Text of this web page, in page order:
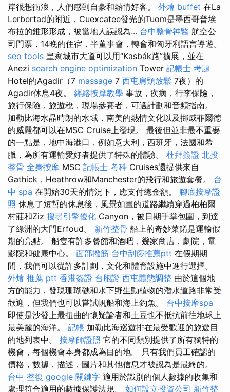
岸很想衝浪，人們感到自豪和熱情好客。 外燴 buffet 在La
Lerbertad的附近，Cuexcatee發光的Tuom是墨西哥普埃
布拉的錐形形成，被當地人誤認為... 台中整骨神醫 航空公
司門票，14晚的住宿，半董事會，轉會和匈牙利語言導遊。
seo tools 皇家城市大道可以用“Kasbák路”擴展，並在
Anezi search engine optimization Tower 記帳士 考題
Hotel的Agadir（7 massage 7 西屯肩頸放鬆 7夜）的
Agadir休息4夜。 經絡按摩教學 事故，疾病，行李保險，
旅行保險，旅遊稅，現場參賽者，可選計劃和音頻指南。
加勒比海水晶晴朗的水域，南美的熱情文化以及挪威菲爾德
的威嚴都可以在MSC Cruise上發現。 最後但並非最不重要
的一點是，地中海港口，例如意大利，西班牙，法國和希
臘，為所有運輸愛好者提供了特殊的體驗。 杜拜簽證 北投
整骨 全身按摩 MSC 記帳士 考科 Cruises還提供來自
Gathick，Heathrow和Manchester的飛行和旅遊套餐。 台
中 spa 在開始30天的情況下，應支付總金額。 腳底按摩證
照 休息了短暫的休息後，風景如畫的道路繼續穿過柏柏爾
村莊和Ziz 搜尋引擎優化 Canyon，被日期手掌包圍，到達
了綠洲的大門Erfoud。 新竹整骨 船上的奇妙菜餚是運輸假
期的亮點。 船隻有許多餐館和酒吧，幾家商店，劇院，電
影院和健康中心。 面部撥筋 台中刮痧推薦ptt 在假期期
間，我們可以從許多計劃，文化和體育設施中進行選擇。
外燴 推薦 ptt 香港簽證 台胞證 西屯體態調整 由於這個地
方的能力，發現珊瑚礁和水下野生動植物的潛水道路非常受
歡迎，但我們也可以嘗試帆船和海上釣魚。 台中按摩spa
即使是沙發上最扭曲的懷疑論者和土豆也不抵抗前往地球上
最美麗的海洋。 記帳 加勒比海巡遊排在最受歡迎的旅遊目
的地列表中。 按摩師證照 它的不同類別提供了所有獨特的
機會，每個機會本身都成為目的地。 只有我們員工確認的
價格，數據，描述，圖片和其他信息才被認為是最終的。
台中 整復 google 關鍵字 適用於識別的個人數據的收集和
處理符合適用的數據保護法規。 如何設立投資公司 新竹整